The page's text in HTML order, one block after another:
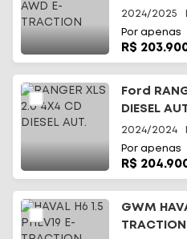
2024/2025
Por apenas
R$
Ford
DIESEL
2024/2024
Por apenas
R$
GWM
TRACTION